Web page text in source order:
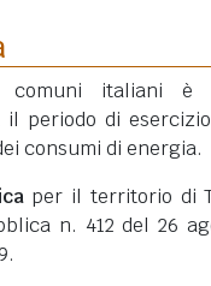
italiani è
periodo di
consumi di energia.
per il territorio di
n. 412 del 26